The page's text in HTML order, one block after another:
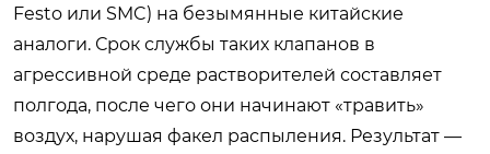
Festo или SMC) на безымянные китайские
аналоги. Срок службы таких клапанов в
агрессивной среде растворителей составляет
полгода, после чего они начинают «травить»
воздух, нарушая факел распыления. Результат —